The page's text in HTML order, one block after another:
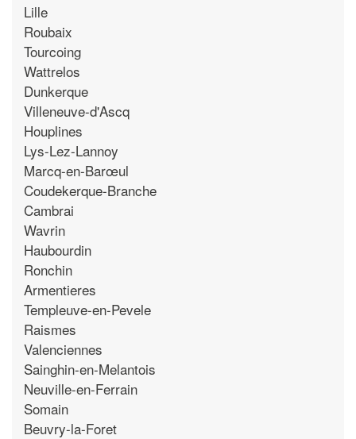
Lille
Roubaix
Tourcoing
Wattrelos
Dunkerque
Villeneuve-d'Ascq
Houplines
Lys-Lez-Lannoy
Marcq-en-Barœul
Coudekerque-Branche
Cambrai
Wavrin
Haubourdin
Ronchin
Armentieres
Templeuve-en-Pevele
Raismes
Valenciennes
Sainghin-en-Melantois
Neuville-en-Ferrain
Somain
Beuvry-la-Foret